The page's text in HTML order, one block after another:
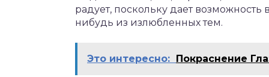
радует, поскольку дает
нибудь из излюбленных тем.
Это интересно: Покраснение